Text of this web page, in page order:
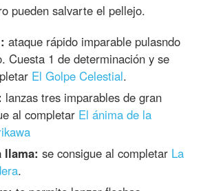
pueden salvarte el pellejo.
ataque rápido imparable pulasndo
Cuesta 1 de determinación y se
El Golpe Celestial.
lanzas tres imparables de gran
al completar El ánima de la
llama: se consigue al completar La
.